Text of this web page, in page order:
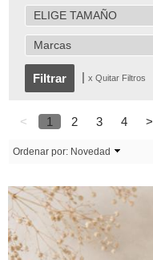
ELIGE TAMAÑO
Marcas
| x Quitar Filtros
< 1 2 3 4 >
Ordenar por: Novedad